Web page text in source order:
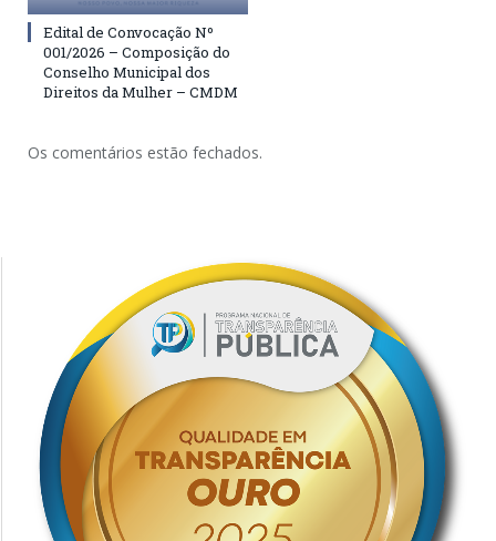
Edital de Convocação Nº
001/2026 – Composição do
Conselho Municipal dos
Direitos da Mulher – CMDM
Os comentários estão fechados.